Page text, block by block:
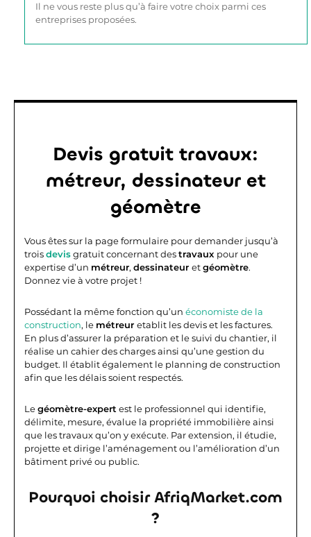
Il ne vous reste plus qu’à faire votre choix parmi ces
entreprises proposées.
Devis gratuit travaux:
métreur, dessinateur et
géomètre
Vous êtes sur la page formulaire pour demander jusqu’à
troisdevisgratuit concernant destravaux pour une
expertise d’un métreur, dessinateur etgéomètre.
Donnez vie à votre projet !
Possédant la même fonction qu’un économiste de la
construction, le métreur etablit les devis et les factures.
En plus d’assurer la préparation et le suivi du chantier, il
réalise un cahier des charges ainsi qu’une gestion du
budget. Il établit également le planning de construction
afin que les délais soient respectés.
Legéomètre-expert est le professionnel qui identifie,
délimite, mesure, évalue la propriété immobilière ainsi
que les travaux qu’on y exécute. Par extension, il étudie,
projette et dirige l’aménagement ou l’amélioration d’un
bâtiment privé ou public.
Pourquoi choisir AfriqMarket.com
?